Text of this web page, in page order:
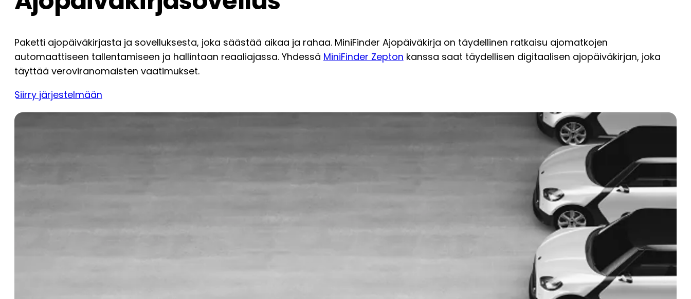
Paketti ajopäiväkirjasta ja sovelluksesta, joka säästää aikaa ja rahaa. MiniFinder Ajopäiväkirja on täydellinen ratkaisu ajomatkojen
automaattiseen tallentamiseen ja hallintaan reaaliajassa. Yhdessä MiniFinder Zepton kanssa saat täydellisen digitaalisen ajopäiväkirjan, joka
täyttää veroviranomaisten vaatimukset.
Siirry järjestelmään